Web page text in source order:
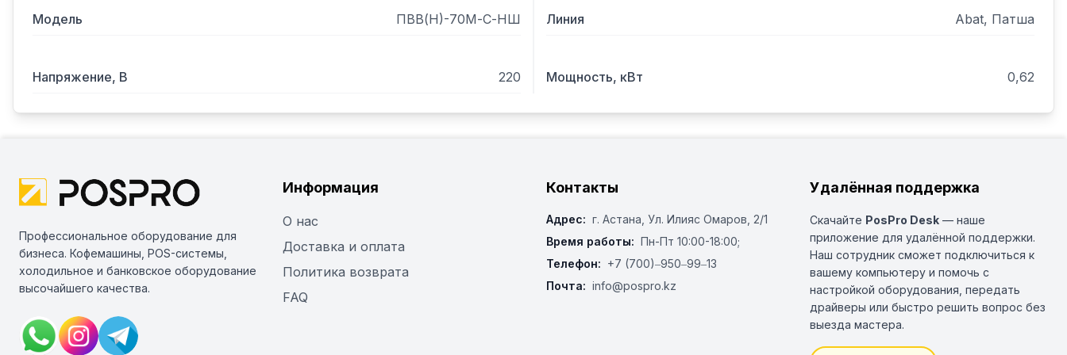
Модель ПВВ(Н)-70М-С-НШ Линия Abat, Патша
Напряжение, В 220 Мощность, кВт 0,62
Профессиональное оборудование для
бизнеса. Кофемашины, POS-системы,
холодильное и банковское оборудование
высочайшего качества.
Информация
О нас
Доставка и оплата
Политика возврата
FAQ
Контакты
Адрес: г. Астана, ​Ул. Илияс Омаров, 2/1
Время работы: Пн-Пт 10:00-18:00;
Телефон: +7 (700)‒950‒99‒13
Почта: info@pospro.kz
Удалённая поддержка
Скачайте PosPro Desk — наше
приложение для удалённой поддержки.
Наш сотрудник сможет подключиться к
вашему компьютеру и помочь с
настройкой оборудования, передать
драйверы или быстро решить вопрос без
выезда мастера.